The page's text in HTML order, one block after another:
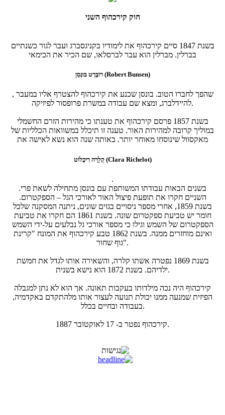
חוק קירכהוף השני
בשנת 1847 סיים קירכהוף את לימודיו בקניגסברג ועבר לגור כשנתיים
בברלין. מברלין הוא עבר לברסלאו, שם הכיר את הכימאי
רוֹבֶּרְט בּוּנְסֵן (Robert Bunsen)
, שהפך לחברו הטוב. בונסן שכנע את קירכהוף להצטרף אליו במעבר
להיידלברג, ומצא שם עבודה במשרת פרופסור לפיזיקה.
בשנת 1857 פרסם קירכהוף את טענתו כי מהירות הזרם החשמלי
במוליך קרובה למהירות האור. טענה זו תיכלל במשוואות הכלליות של
מאקסוול שינוסחו מאוחר יותר. באותה שנה הוא נשא לאישה את
קְלָרַה רִיכֶלוֹט (Clara Richelot)
.
בשנים הבאות עבודתו המשותפת עם בונסן מתחילה לשאת פרי.
השניים חקרו את תופעת פיצול האור לאורכי הגל – הספקטרום.
בשנת 1859, אחרי מספר ניסויים בגזים שונים, ניתנה המסקנה שלכל
חומר יש טביעת ספקטרום שונה. בשנת 1861 הם חקרו את טביעת
הספקטרום של השמש וגילו כי מספר אורכי גל נבלעים על-ידי השמש
ואינם מוחזרים ממנה. בשנת 1862 טבע קירכהוף את המונח "קרינת
גוף שחור".
בשנת 1869 נפטרה אשתו קלרה, והשאירה אותו לגדל את חמשת
ילדיהם. בשנת 1872 הוא נישא בשנית.
קירכהוף היה נכה מילדותו בעקבות תאונה. אך הוא לא נתן למגבלה
הפיזית שמנעה ממנו יכולת תנועה לעצור אותו מלהתקדם באקדמיה,
בעבודה ובחיים בכלל.
קירכהוף נפטר ב- 17 לאוקטובר 1887.